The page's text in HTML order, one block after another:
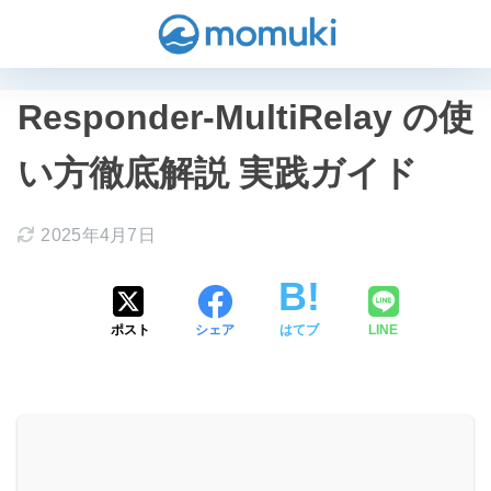
Responder-MultiRelay の使
い方徹底解説 実践ガイド
2025年4月7日
ポスト シェア はてブ LINE